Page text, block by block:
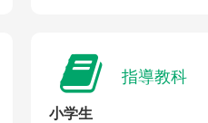
指導教科
小学生